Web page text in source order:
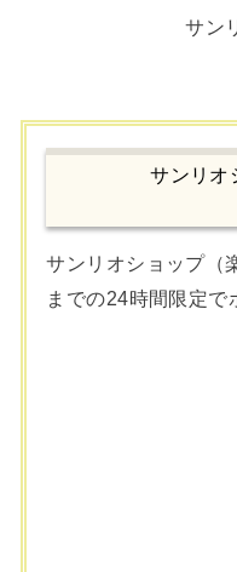
サン
サンリオ
サンリオショップ（
までの24時間限定で